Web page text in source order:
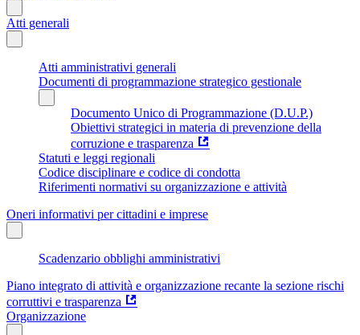
Atti generali
Atti amministrativi generali
Documenti di programmazione strategico gestionale
Documento Unico di Programmazione (D.U.P.)
Obiettivi strategici in materia di prevenzione della
corruzione e trasparenza
Statuti e leggi regionali
Codice disciplinare e codice di condotta
Riferimenti normativi su organizzazione e attività
Oneri informativi per cittadini e imprese
Scadenzario obblighi amministrativi
Piano integrato di attività e organizzazione recante la sezione rischi
corruttivi e trasparenza
Organizzazione